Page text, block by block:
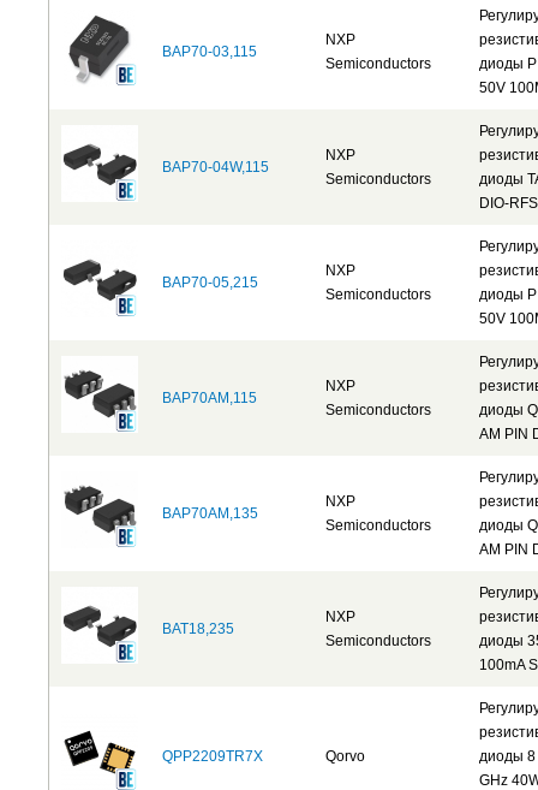
BAP70-03,115
NXP
Semiconductors
диоды
50V
BAP70-04W,115
NXP
Semiconductors
диоды
DIO-
BAP70-05,215
NXP
Semiconductors
диоды
50V
BAP70AM,115
NXP
Semiconductors
диоды
AM PIN
BAP70AM,135
NXP
Semiconductors
диоды
AM PIN
BAT18,235
NXP
Semiconductors
диоды
100mA
QPP2209TR7X Qorvo
диоды 8
GHz